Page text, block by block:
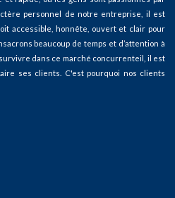
personnel de notre entreprise, il est
accessible, honnête, ouvert et clair pour
beaucoup de temps et d’attention à
dans ce marché concurrenteil, il est
ses clients. C'est pourquoi nos clients